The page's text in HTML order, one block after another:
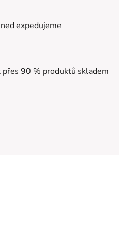
expedujeme
90 % produktů skladem